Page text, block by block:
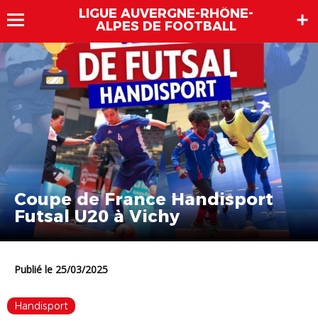
LIGUE AUVERGNE-RHÔNE-
ALPES DE FOOTBALL
Coupe de France Handisport
Futsal U20 à Vichy
Publié le 25/03/2025
Handisport